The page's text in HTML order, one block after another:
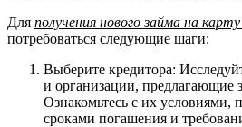
Для получения нового займа на
потребоваться следующие шаги:
Выберите кредитора:
и организации, предлагающие
Ознакомьтесь с их условиями,
сроками погашения и